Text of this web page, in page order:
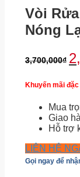
Vòi
Nóng
3,700,000₫
Khuyến mãi
Mua
Giao
Hỗ trợ
LIÊN HỆ
Gọi ngay để